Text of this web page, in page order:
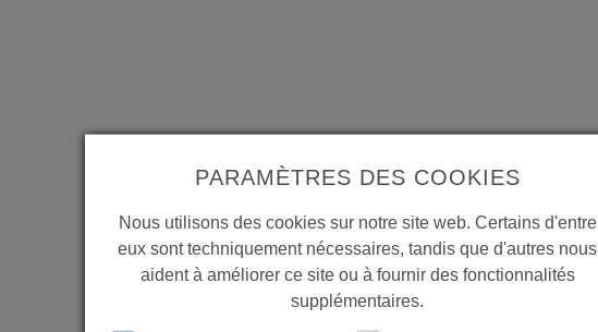
PARAMÈTRES DES COOKIES
Nous utilisons des cookies sur notre site web. Certains d'entre
eux sont techniquement nécessaires, tandis que d'autres nous
aident à améliorer ce site ou à fournir des fonctionnalités
supplémentaires.